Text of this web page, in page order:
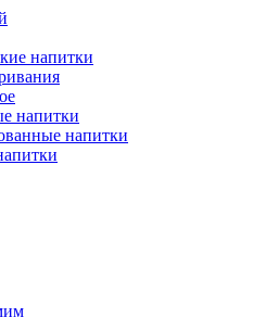
напитки
напитки
напитки